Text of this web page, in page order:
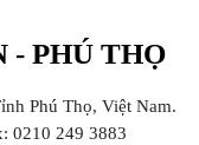
- PHÚ THỌ
Phú Thọ, Việt Nam.
0210 249 3883